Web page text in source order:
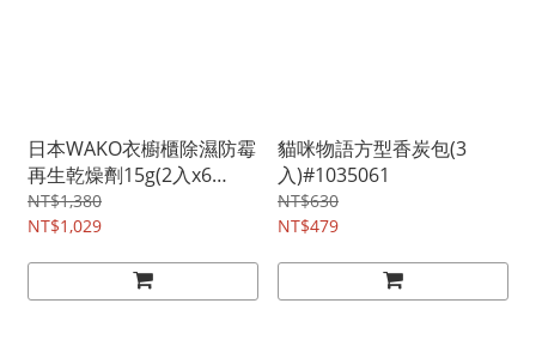
日本WAKO衣櫥櫃除濕防霉
再生乾燥劑15g(2入x6
包)#1035082
NT$1,380
NT$1,029
貓咪物語方型香炭包(3
入)#1035061
NT$630
NT$479